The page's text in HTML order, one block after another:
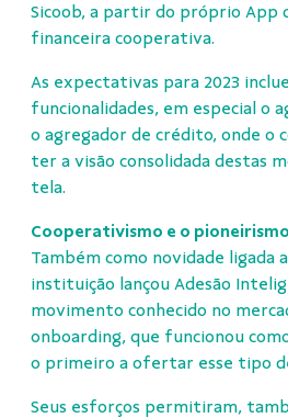
Sicoob, a partir do próprio App
financeira cooperativa.
As expectativas para 2023
funcionalidades, em especial o
o agregador de crédito, onde o
ter a visão consolidada destas
tela.
Cooperativismo e o pioneirismo
Também como novidade ligada
instituição lançou Adesão
movimento conhecido no
onboarding, que funcionou
o primeiro a ofertar esse tipo
Seus esforços permitiram,